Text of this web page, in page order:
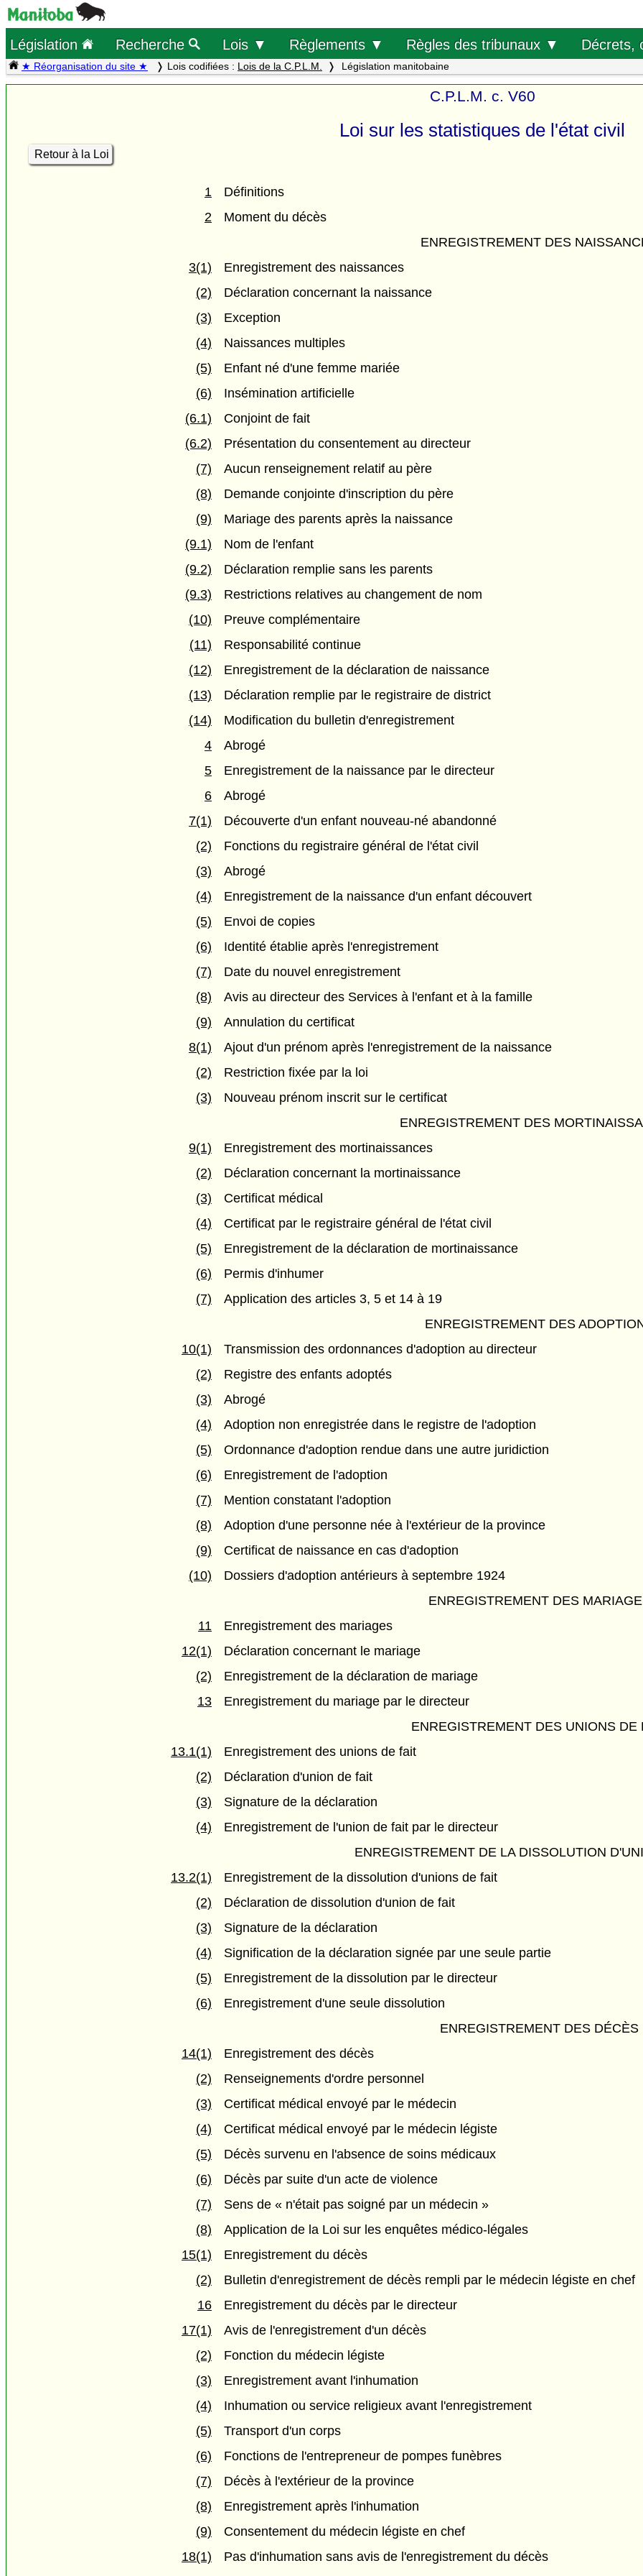
Législation Recherche Lois ▼ Règlements ▼ Règles des tribunaux ▼ Décrets,
★ Réorganisation du site ★ Lois codifiées : Lois de la C.P.L.M. Législation manitobaine
C.P.L.M. c. V60
Loi sur les statistiques de l'état civil
Retour à la Loi
1
Définitions
2
Moment du décès
ENREGISTREMENT DES
3(1)
Enregistrement des naissances
(2)
Déclaration concernant la naissance
(3)
Exception
(4)
Naissances multiples
(5)
Enfant né d'une femme mariée
(6)
Insémination artificielle
(6.1)
Conjoint de fait
(6.2)
Présentation du consentement au directeur
(7)
Aucun renseignement relatif au père
(8)
Demande conjointe d'inscription du père
(9)
Mariage des parents après la naissance
(9.1)
Nom de l'enfant
(9.2)
Déclaration remplie sans les parents
(9.3)
Restrictions relatives au changement de nom
(10)
Preuve complémentaire
(11)
Responsabilité continue
(12)
Enregistrement de la déclaration de naissance
(13)
Déclaration remplie par le registraire de district
(14)
Modification du bulletin d'enregistrement
4
Abrogé
5
Enregistrement de la naissance par le directeur
6
Abrogé
7(1)
Découverte d'un enfant nouveau-né abandonné
(2)
Fonctions du registraire général de l'état civil
(3)
Abrogé
(4)
Enregistrement de la naissance d'un enfant découvert
(5)
Envoi de copies
(6)
Identité établie après l'enregistrement
(7)
Date du nouvel enregistrement
(8)
Avis au directeur des Services à l'enfant et à la famille
(9)
Annulation du certificat
8(1)
Ajout d'un prénom après l'enregistrement de la naissance
(2)
Restriction fixée par la loi
(3)
Nouveau prénom inscrit sur le certificat
ENREGISTREMENT DES
9(1)
Enregistrement des mortinaissances
(2)
Déclaration concernant la mortinaissance
(3)
Certificat médical
(4)
Certificat par le registraire général de l'état civil
(5)
Enregistrement de la déclaration de mortinaissance
(6)
Permis d'inhumer
(7)
Application des articles 3, 5 et 14 à 19
ENREGISTREMENT DES
10(1)
Transmission des ordonnances d'adoption au directeur
(2)
Registre des enfants adoptés
(3)
Abrogé
(4)
Adoption non enregistrée dans le registre de l'adoption
(5)
Ordonnance d'adoption rendue dans une autre juridiction
(6)
Enregistrement de l'adoption
(7)
Mention constatant l'adoption
(8)
Adoption d'une personne née à l'extérieur de la province
(9)
Certificat de naissance en cas d'adoption
(10)
Dossiers d'adoption antérieurs à septembre 1924
ENREGISTREMENT DES
11
Enregistrement des mariages
12(1)
Déclaration concernant le mariage
(2)
Enregistrement de la déclaration de mariage
13
Enregistrement du mariage par le directeur
ENREGISTREMENT DES UNIONS DE
13.1(1)
Enregistrement des unions de fait
(2)
Déclaration d'union de fait
(3)
Signature de la déclaration
(4)
Enregistrement de l'union de fait par le directeur
ENREGISTREMENT DE LA DISSOLUTION
13.2(1)
Enregistrement de la dissolution d'unions de fait
(2)
Déclaration de dissolution d'union de fait
(3)
Signature de la déclaration
(4)
Signification de la déclaration signée par une seule partie
(5)
Enregistrement de la dissolution par le directeur
(6)
Enregistrement d'une seule dissolution
ENREGISTREMENT DES DÉCÈS
14(1)
Enregistrement des décès
(2)
Renseignements d'ordre personnel
(3)
Certificat médical envoyé par le médecin
(4)
Certificat médical envoyé par le médecin légiste
(5)
Décès survenu en l'absence de soins médicaux
(6)
Décès par suite d'un acte de violence
(7)
Sens de « n'était pas soigné par un médecin »
(8)
Application de la Loi sur les enquêtes médico-légales
15(1)
Enregistrement du décès
(2)
Bulletin d'enregistrement de décès rempli par le médecin légiste en chef
16
Enregistrement du décès par le directeur
17(1)
Avis de l'enregistrement d'un décès
(2)
Fonction du médecin légiste
(3)
Enregistrement avant l'inhumation
(4)
Inhumation ou service religieux avant l'enregistrement
(5)
Transport d'un corps
(6)
Fonctions de l'entrepreneur de pompes funèbres
(7)
Décès à l'extérieur de la province
(8)
Enregistrement après l'inhumation
(9)
Consentement du médecin légiste en chef
18(1)
Pas d'inhumation sans avis de l'enregistrement du décès